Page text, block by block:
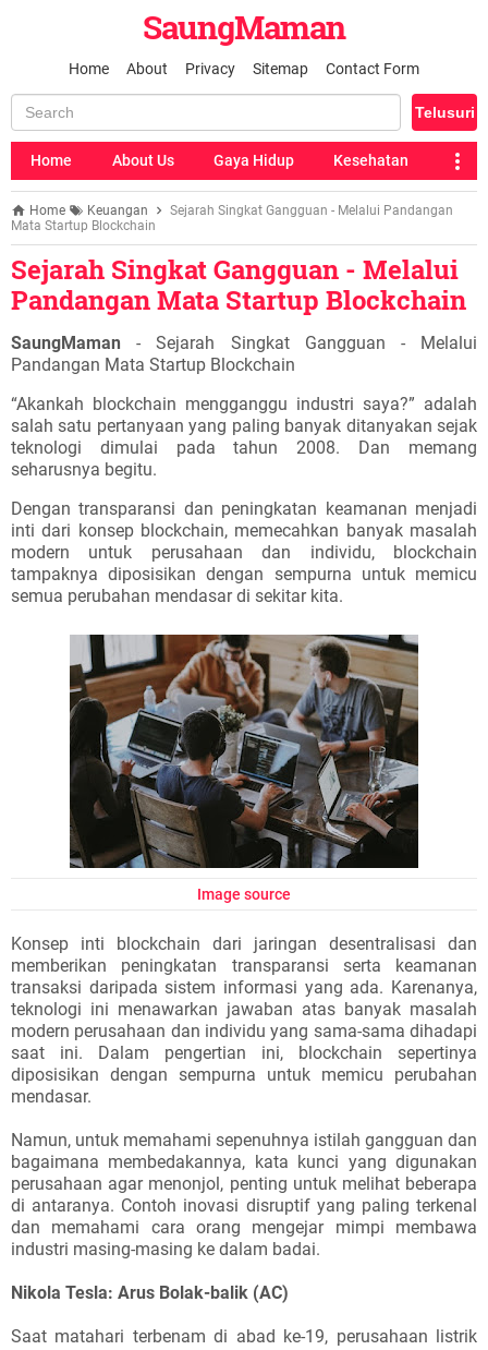
SaungMaman
Home About Privacy Sitemap Contact Form
Home About Us Gaya Hidup Kesehatan
Home Keuangan
Sejarah Singkat Gangguan - Melalui Pandangan
Mata Startup Blockchain
Sejarah Singkat Gangguan - Melalui
Pandangan Mata Startup Blockchain
SaungMaman - Sejarah Singkat Gangguan - Melalui
Pandangan Mata Startup Blockchain
“Akankah blockchain mengganggu industri saya?” adalah
salah satu pertanyaan yang paling banyak ditanyakan sejak
teknologi dimulai pada tahun 2008. Dan memang
seharusnya begitu.
Dengan transparansi dan peningkatan keamanan menjadi
inti dari konsep blockchain, memecahkan banyak masalah
modern untuk perusahaan dan individu, blockchain
tampaknya diposisikan dengan sempurna untuk memicu
semua perubahan mendasar di sekitar kita.
Image source
Konsep inti blockchain dari jaringan desentralisasi dan
memberikan peningkatan transparansi serta keamanan
transaksi daripada sistem informasi yang ada. Karenanya,
teknologi ini menawarkan jawaban atas banyak masalah
modern perusahaan dan individu yang sama-sama dihadapi
saat ini. Dalam pengertian ini, blockchain sepertinya
diposisikan dengan sempurna untuk memicu perubahan
mendasar.
Namun, untuk memahami sepenuhnya istilah gangguan dan
bagaimana membedakannya, kata kunci yang digunakan
perusahaan agar menonjol, penting untuk melihat beberapa
di antaranya. Contoh inovasi disruptif yang paling terkenal
dan memahami cara orang mengejar mimpi membawa
industri masing-masing ke dalam badai.
Nikola Tesla: Arus Bolak-balik (AC)
Saat matahari terbenam di abad ke-19, perusahaan listrik